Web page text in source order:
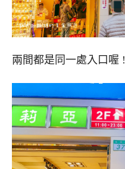
兩間都是同一處入口喔 !